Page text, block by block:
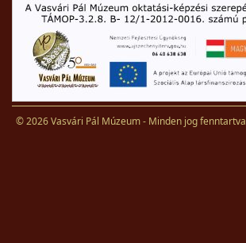
© 2026 Vasvári Pál Múzeum - Minden jog fenntartva